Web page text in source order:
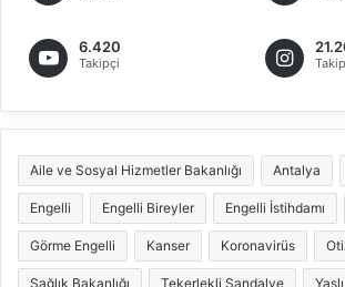
6.420
Takipçi
Aile ve Sosyal Hizmetler Bakanlığı Antalya
Engelli Engelli Bireyler Engelli İstihdamı
Görme Engelli Kanser Koronavirüs
Sağlık Bakanlığı Tekerlekli Sandalye Yaşlı